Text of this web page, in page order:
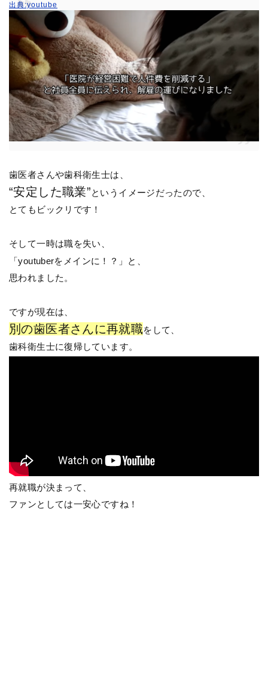
出典:youtube
歯医者さんや歯科衛生士は、
“安定した職業”というイメージだったので、
とてもビックリです！
そして一時は職を失い、
「youtuberをメインに！？」と、
思われました。
ですが現在は、
別の歯医者さんに再就職をして、
歯科衛生士に復帰しています。
再就職が決まって、
ファンとしては一安心ですね！